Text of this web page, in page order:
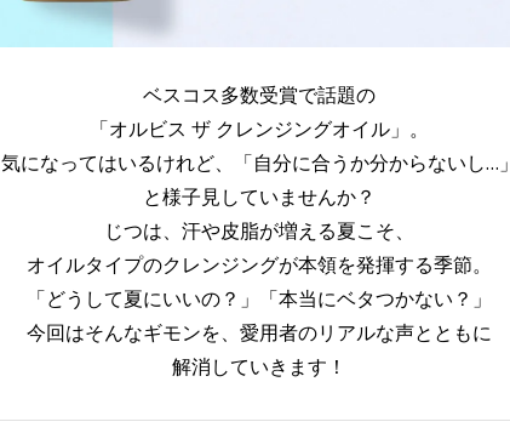
ベスコス多数受賞で話題の
「オルビス ザ クレンジングオイル」。
気になってはいるけれど、「自分に合うか分からないし…」
と様子見していませんか？
じつは、汗や皮脂が増える夏こそ、
オイルタイプのクレンジングが本領を発揮する季節。
「どうして夏にいいの？」「本当にベタつかない？」
今回はそんなギモンを、愛用者のリアルな声とともに
解消していきます！